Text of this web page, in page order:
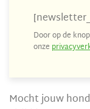
Door op de
onze
Mocht jouw